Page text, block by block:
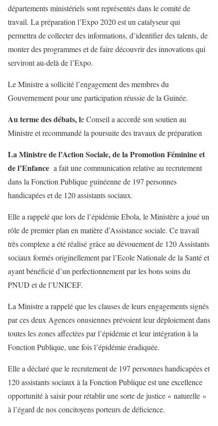
départements ministériels sont représentés dans le comité de
travail. La préparation l’Expo 2020 est un catalyseur qui
permettra de collecter des informations, d’identifier des talents, de
monter des programmes et de faire découvrir des innovations qui
serviront au-delà de l’Expo.
Le Ministre a sollicité l’engagement des membres du
Gouvernement pour une participation réussie de la Guinée.
Au terme des débats, le Conseil a accordé son soutien au
Ministre et recommandé la poursuite des travaux de préparation
La Ministre de l’Action Sociale, de la Promotion Féminine et
de l’Enfance a fait une communication relative au recrutement
dans la Fonction Publique guinéenne de 197 personnes
handicapées et de 120 assistants sociaux.
Elle a rappelé que lors de l’épidémie Ebola, le Ministère a joué un
rôle de premier plan en matière d’Assistance sociale. Ce travail
très complexe a été réalisé grâce au dévouement de 120 Assistants
sociaux formés originellement par l’Ecole Nationale de la Santé et
ayant bénéficié d’un perfectionnement par les bons soins du
PNUD et de l’UNICEF.
La Ministre a rappelé que les clauses de leurs engagements signés
par ces deux Agences onusiennes prévoient leur déploiement dans
toutes les zones affectées par l’épidémie et leur intégration à la
Fonction Publique, une fois l’épidémie éradiquée.
Elle a déclaré que le recrutement de 197 personnes handicapées et
120 assistants sociaux à la Fonction Publique est une excellence
opportunité à saisir pour rétablir une sorte de justice « naturelle »
à l’égard de nos concitoyens porteurs de déficience.